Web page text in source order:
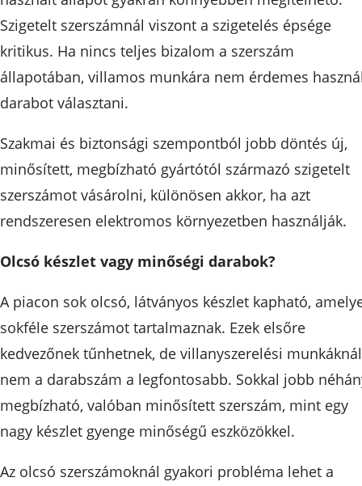
Szigetelt szerszámnál viszont a szigetelés épsége
kritikus. Ha nincs teljes bizalom a szerszám
állapotában, villamos munkára nem érdemes
darabot választani.
Szakmai és biztonsági szempontból jobb döntés új,
minősített, megbízható gyártótól származó szigetelt
szerszámot vásárolni, különösen akkor, ha azt
rendszeresen elektromos környezetben használják.
Olcsó készlet vagy minőségi darabok?
A piacon sok olcsó, látványos készlet kapható,
sokféle szerszámot tartalmaznak. Ezek elsőre
kedvezőnek tűnhetnek, de villanyszerelési munkáknál
nem a darabszám a legfontosabb. Sokkal jobb
megbízható, valóban minősített szerszám, mint egy
nagy készlet gyenge minőségű eszközökkel.
Az olcsó szerszámoknál gyakori probléma lehet a